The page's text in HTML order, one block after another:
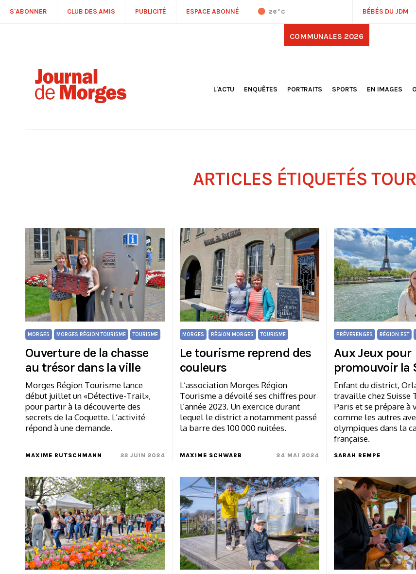
S'ABONNER CLUB DES AMIS PUBLICITÉ ESPACE ABONNÉ 26 °C BÉBÉS DU JDM
COMMUNALES 2026
L'ACTU
ENQUÊTES PORTRAITS
SPORTS
EN IMAGES
ARTICLES ÉTIQUETÉS
MORGES MORGES RÉGION TOURISME TOURISME
Ouverture de la chasse
au trésor dans la ville
Morges Région Tourisme lance
début juillet un «Détective-Trail»,
pour partir à la découverte des
secrets de la Coquette. L’activité
répond à une demande.
MAXIME RUTSCHMANN 22 JUIN 2024
MORGES RÉGION MORGES TOURISME
Le tourisme reprend des
couleurs
L’association Morges Région
Tourisme a dévoilé ses chiffres pour
l’année 2023. Un exercice durant
lequel le district a notamment passé
la barre des 100 000 nuitées.
MAXIME SCHWARB 24 MAI 2024
PRÉVERENGES RÉGION EST
Aux Jeux pour
promouvoir la
Enfant du district,
travaille chez Suisse
Paris et se prépare à
comme les autres
olympiques dans la
française.
SARAH REMPE